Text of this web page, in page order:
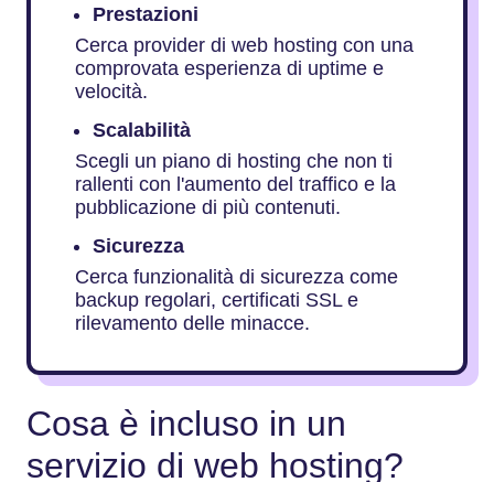
Prestazioni
Cerca provider di web hosting con una
comprovata esperienza di uptime e
velocità.
Scalabilità
Scegli un piano di hosting che non ti
rallenti con l'aumento del traffico e la
pubblicazione di più contenuti.
Sicurezza
Cerca funzionalità di sicurezza come
backup regolari, certificati SSL e
rilevamento delle minacce.
Cosa è incluso in un
servizio di web hosting?